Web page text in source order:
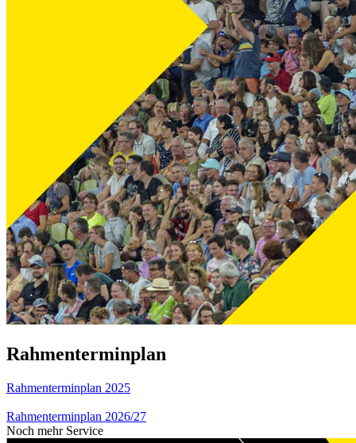
Rahmenterminplan
Rahmenterminplan 2025
Rahmenterminplan 2026/27
Noch mehr Service